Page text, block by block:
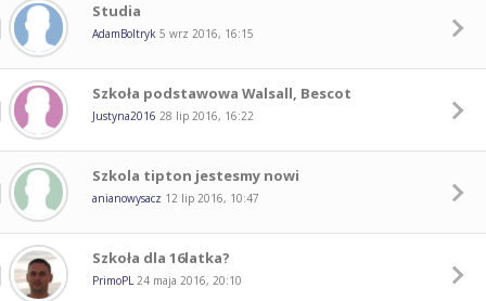
Studia
AdamBoltryk 5 wrz 2016, 16:15
Szkoła podstawowa Walsall, Bescot
Justyna2016 28 lip 2016, 16:22
Szkola tipton jestesmy nowi
anianowysacz 12 lip 2016, 10:47
Szkoła dla 16latka?
PrimoPL 24 maja 2016, 20:10